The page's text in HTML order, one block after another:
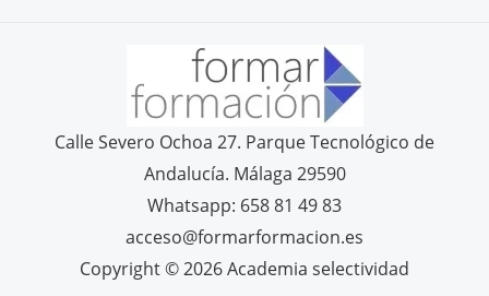
Calle Severo Ochoa 27. Parque Tecnológico de
Andalucía. Málaga 29590
Whatsapp: 658 81 49 83
acceso@formarformacion.es
Copyright © 2026 Academia selectividad